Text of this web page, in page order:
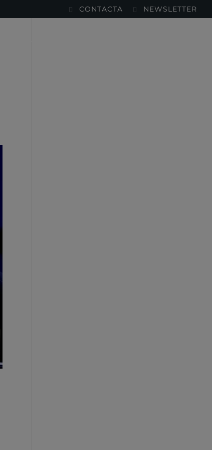
CONTACTA NEWSLETTER